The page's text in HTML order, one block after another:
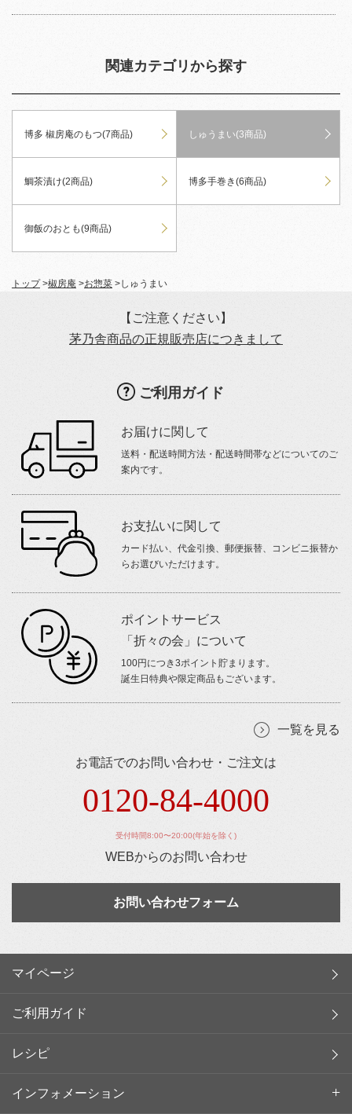
関連カテゴリから探す
博多 椒房庵のもつ(7商品) しゅうまい(3商品)
鯛茶漬け(2商品) 博多手巻き(6商品)
御飯のおとも(9商品)
トップ>椒房庵 >お惣菜 >しゅうまい
【ご注意ください】
茅乃舎商品の正規販売店につきまして
ご利用ガイド
お届けに関して
送料・配送時間方法・配送時間帯などについてのご
案内です。
お支払いに関して
カード払い、代金引換、郵便振替、コンビニ振替か
らお選びいただけます。
ポイントサービス
「折々の会」について
100円につき3ポイント貯まります。
誕生日特典や限定商品もございます。
一覧を見る
お電話でのお問い合わせ・ご注文は
0120-84-4000
受付時間8:00〜20:00(年始を除く)
WEBからのお問い合わせ
お問い合わせフォーム
マイページ
ご利用ガイド
レシピ
インフォメーション